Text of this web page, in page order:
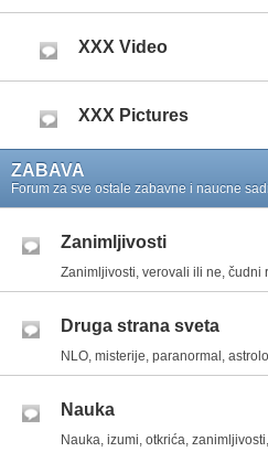
XXX Video
XXX Pictures
ZABAVA
Forum za sve ostale zabavne i naucne
Zanimljivosti
Zanimljivosti, verovali ili ne, čudni
Druga strana sveta
NLO, misterije, paranormal,
Nauka
Nauka, izumi, otkrića,